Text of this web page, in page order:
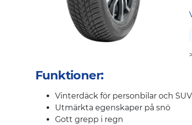
Funktioner:
Vinterdäck för personbilar och SUV
Utmärkta egenskaper på snö
Gott grepp i regn